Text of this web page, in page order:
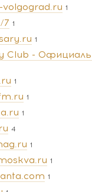
1
7 1
1
Club -
1
1
1
4
1
1
1